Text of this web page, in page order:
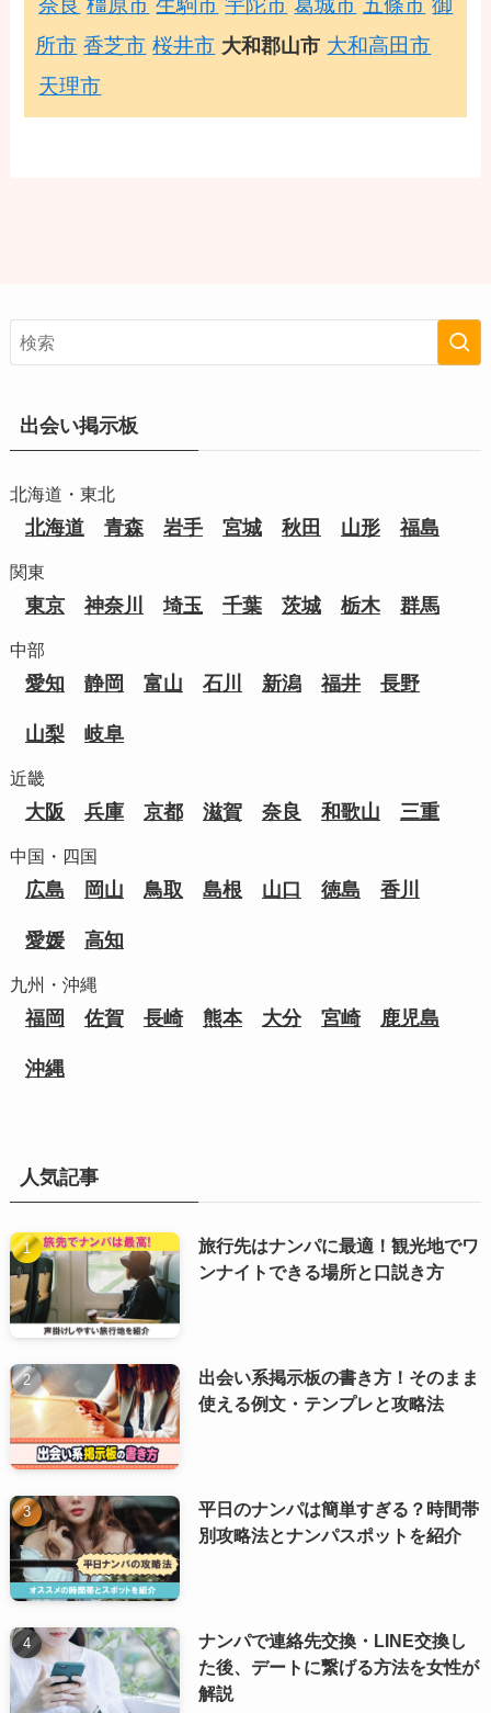
所市 香芝市 桜井市 大和郡山市 大和高田市
天理市
出会い掲示板
北海道・東北
北海道 青森 岩手 宮城 秋田 山形 福島
関東
東京 神奈川 埼玉 千葉 茨城 栃木 群馬
中部
愛知 静岡 富山 石川 新潟 福井 長野
山梨 岐阜
近畿
大阪 兵庫 京都 滋賀 奈良 和歌山 三重
中国・四国
広島 岡山 鳥取 島根 山口 徳島 香川
愛媛 高知
九州・沖縄
福岡 佐賀 長崎 熊本 大分 宮崎 鹿児島
沖縄
人気記事
旅行先はナンパに最適！観光地でワ
ンナイトできる場所と口説き方
出会い系掲示板の書き方！そのまま
使える例文・テンプレと攻略法
平日のナンパは簡単すぎる？時間帯
別攻略法とナンパスポットを紹介
ナンパで連絡先交換・LINE交換し
た後、デートに繋げる方法を女性が
解説